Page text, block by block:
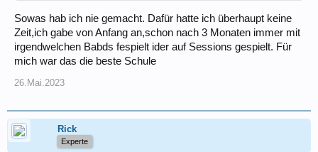
Sowas hab ich nie gemacht. Dafür hatte ich überhaupt keine
Zeit,ich gabe von Anfang an,schon nach 3 Monaten immer mit
irgendwelchen Babds fespielt ider auf Sessions gespielt. Für
mich war das die beste Schule
26.Mai.2023
Rick
Experte